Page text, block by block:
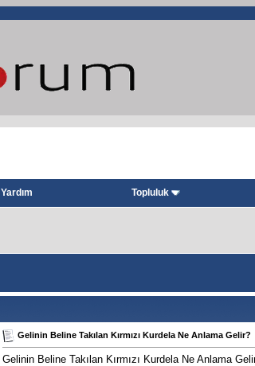
Yardım Topluluk
Gelinin Beline Takılan Kırmızı Kurdela Ne Anlama Gelir?
Gelinin Beline Takılan Kırmızı Kurdela Ne Anlama